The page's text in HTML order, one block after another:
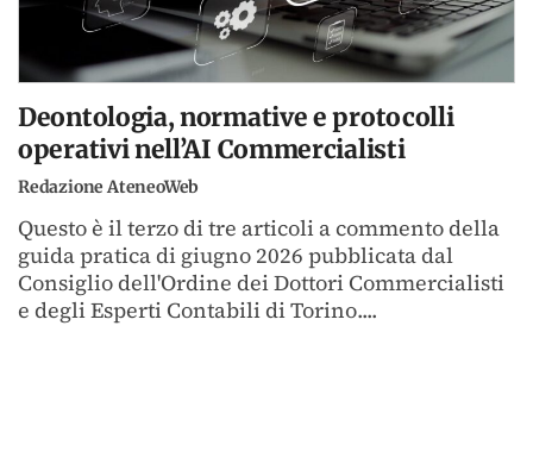
Deontologia, normative e protocolli
operativi nell’AI Commercialisti
Redazione AteneoWeb
Questo è il terzo di tre articoli a commento della
guida pratica di giugno 2026 pubblicata dal
Consiglio dell'Ordine dei Dottori Commercialisti
e degli Esperti Contabili di Torino....